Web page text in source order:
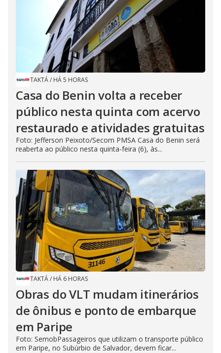
TAKTÁ/ HÁ 5 HORAS
Casa do Benin volta a receber
público nesta quinta com acervo
restaurado e atividades gratuitas
Foto: Jefferson Peixoto/Secom PMSA Casa do Benin será
reaberta ao público nesta quinta-feira (6), às...
TAKTÁ/ HÁ 6 HORAS
Obras do VLT mudam itinerários
de ônibus e ponto de embarque
em Paripe
Foto: SemobPassageiros que utilizam o transporte público
em Paripe, no Subúrbio de Salvador, devem ficar...